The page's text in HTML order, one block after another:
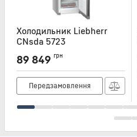
Холодильник Liebherr
CNsda 5723
CNSDA5723
89 849 грн
Передзамовлення